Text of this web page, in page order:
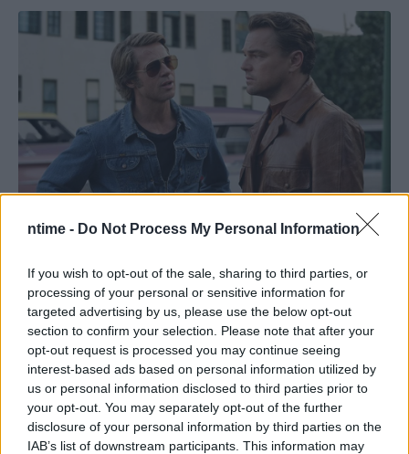
ntime - Do Not Process My Personal Information
If you wish to opt-out of the sale, sharing to third parties, or
processing of your personal or sensitive information for
targeted advertising by us, please use the below opt-out
section to confirm your selection. Please note that after your
opt-out request is processed you may continue seeing
interest-based ads based on personal information utilized by
us or personal information disclosed to third parties prior to
your opt-out. You may separately opt-out of the further
disclosure of your personal information by third parties on the
IAB’s list of downstream participants. This information may